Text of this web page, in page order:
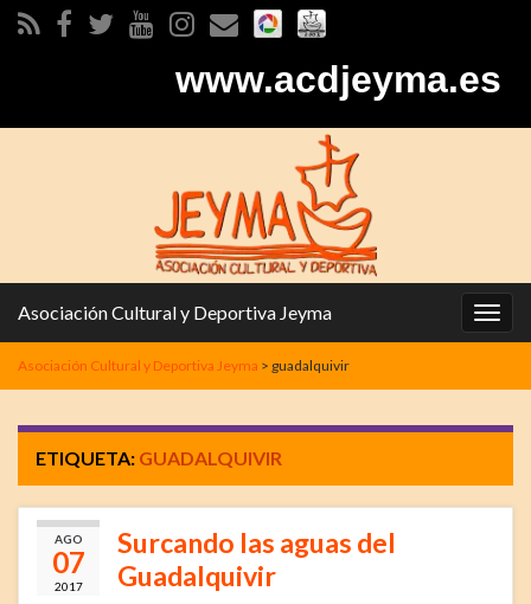
www.acdjeyma.es
la
Asociación Cultural y Deportiva Jeyma
Asociación Cultural y Deportiva Jeyma > guadalquivir
ETIQUETA: GUADALQUIVIR
AGO
07
2017
Surcando las aguas del
Guadalquivir